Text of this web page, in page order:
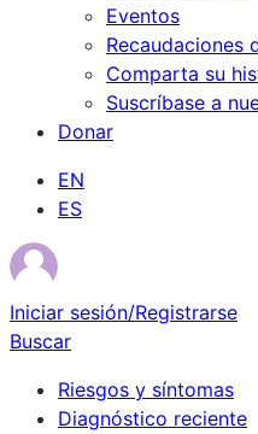
Eventos
Recaudaciones
Comparta su
Suscríbase a
Donar
EN
ES
Iniciar sesión/Registrarse
Buscar
Riesgos y síntomas
Diagnóstico reciente